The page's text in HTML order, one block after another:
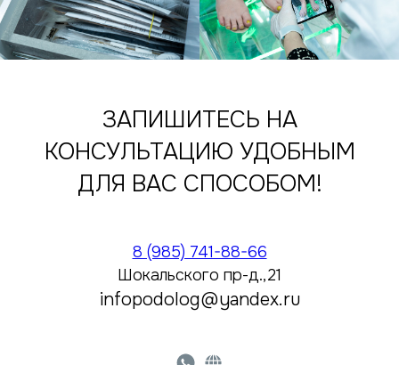
ЗАПИШИТЕСЬ НА
КОНСУЛЬТАЦИЮ УДОБНЫМ
ДЛЯ ВАС СПОСОБОМ!
8 (985) 741-88-66
Шокальского пр-д.,21
infopodolog@yandex.ru